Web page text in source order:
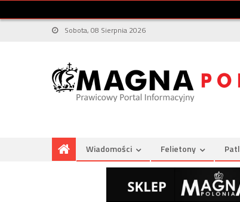
Sobota, 08 Sierpnia 2026
Wiadomości Felietony